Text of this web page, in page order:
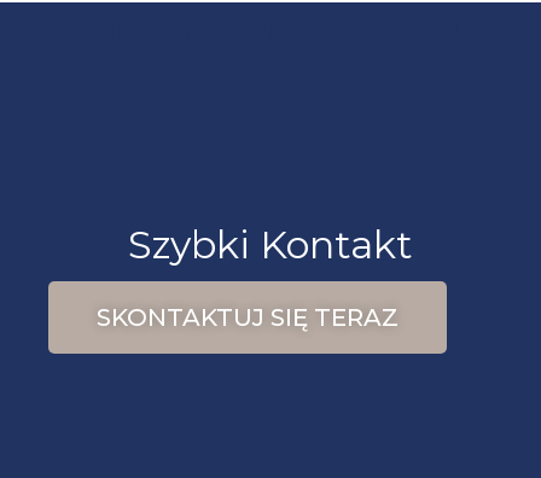
Szybki Kontakt
SKONTAKTUJ SIĘ TERAZ